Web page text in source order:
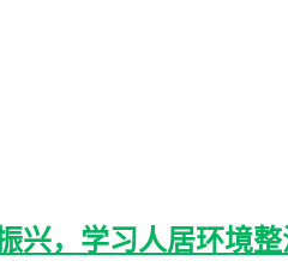
兴，学习人居环境整